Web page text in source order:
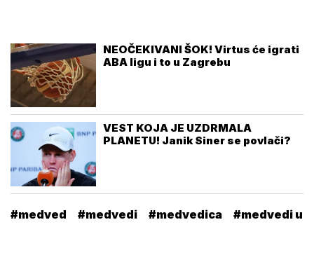
NEOČEKIVANI ŠOK! Virtus će igrati
ABA ligu i to u Zagrebu
VEST KOJA JE UZDRMALA
PLANETU! Janik Siner se povlači?
#medved #medvedi #medvedica #medvedi u